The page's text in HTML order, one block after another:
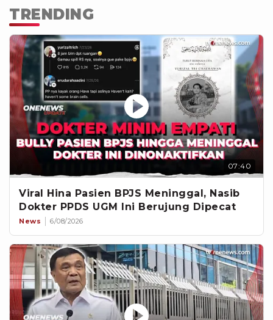
TRENDING
07:40
Viral Hina Pasien BPJS Meninggal, Nasib
Dokter PPDS UGM Ini Berujung Dipecat
News 6/08/2026